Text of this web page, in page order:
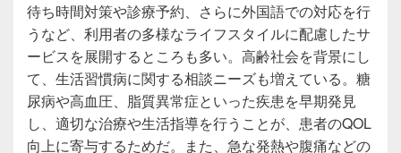
待ち時間対策や診療予約、さらに外国語での対応を行
うなど、利用者の多様なライフスタイルに配慮したサ
ービスを展開するところも多い。高齢社会を背景にし
て、生活習慣病に関する相談ニーズも増えている。糖
尿病や高血圧、脂質異常症といった疾患を早期発見
し、適切な治療や生活指導を行うことが、患者のQOL
向上に寄与するためだ。また、急な発熱や腹痛などの